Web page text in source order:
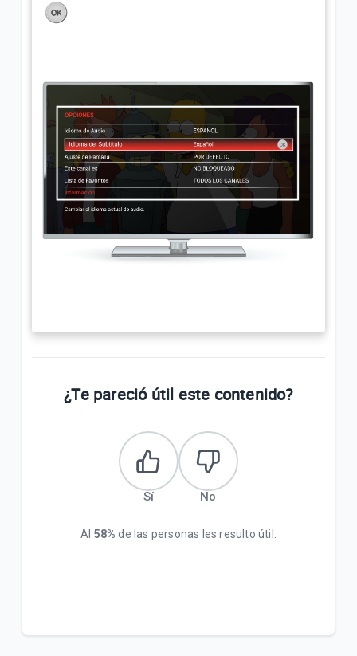
¿Te pareció útil este contenido?
Sí No
Al 58% de las personas les resulto útil.